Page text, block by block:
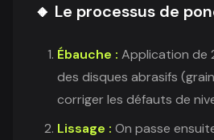
🔸 Le processus de
Ébauche : Application de
des disques abrasifs
corriger les défauts de
Lissage : On passe